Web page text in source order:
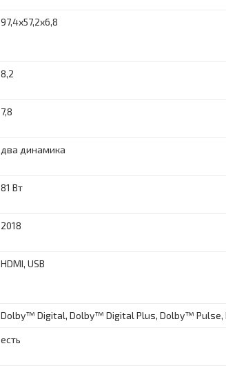
97,4х57,2х6,8
8,2
7,8
два динамика
81 Вт
2018
HDMI, USB
Dolby™ Digital, Dolby™ Digital Plus, Dolby™
есть